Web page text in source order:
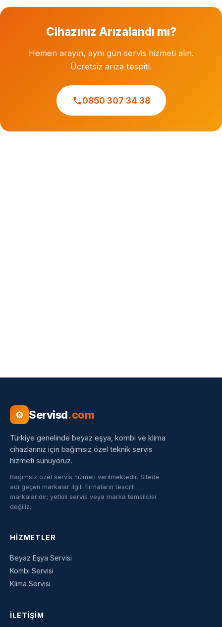
Cihazınız Arızalandı mı?
Hemen arayın, aynı gün servis hizmeti alın.
Ücretsiz arıza tespiti.
0850 307 34 38
⚙ Servisd.com
Türkiye genelinde beyaz eşya, kombi ve klima
cihazlarınız için bağımsız özel teknik servis
hizmeti sunuyoruz.
Bağımsız özel servis hizmeti verilmektedir. Sitede
adı geçen markalar ilgili firmaların tescilli
markalarıdır; yetkili servis veya marka temsilcisi
değiliz.
HIZMETLER
Beyaz Eşya Servisi
Kombi Servisi
Klima Servisi
İLETIŞIM